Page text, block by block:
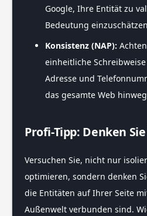
Google, Ihre Entität zu
Bedeutung
Konsistenz (NAP):
einheitliche
Adresse und
das gesamte Web
Profi-Tipp: Denken
Versuchen Sie, nicht nur
optimieren, sondern denken
die Entitäten auf Ihrer Seite
Außenwelt verbunden sind.